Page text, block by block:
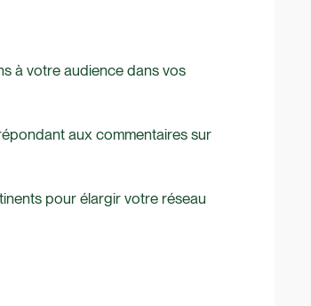
à votre audience dans vos
aux commentaires sur
pour élargir votre réseau